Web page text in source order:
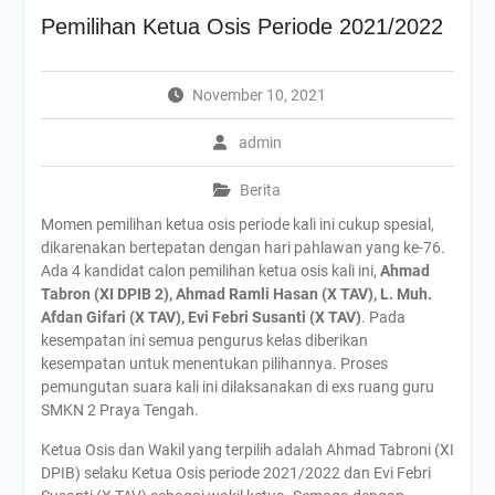
Kepemimpinan Pelajar)
Peringatan HUT SMKN 2
Penutupan MPLS
MPLS HARI KE 3
Melangkah Ke Hari Kedua
MPLS
MPLS Hari Pertama
PRA – MASA PENGENALAN
LINGKUNGAN SATUAN
PENDIDIKAN RAMAH SMKN
2 PRAYA TENGAH TAHUN
PELAJARAN 2025/2026
APEL PERINGATAN
PENYERAHAN PIALA AiSO
Upacara memperingati Hari
Pemilihan Ketua Osis Periode 2021/2022
November 10, 2021
admin
Berita
Momen pemilihan ketua osis periode kali ini cukup spesial,
dikarenakan bertepatan dengan hari pahlawan yang ke-76.
Ada 4 kandidat calon pemilihan ketua osis kali ini, Ahmad
Tabron (XI DPIB 2), Ahmad Ramli Hasan (X TAV), L. Muh.
Afdan Gifari (X TAV), Evi Febri Susanti (X TAV). Pada
kesempatan ini semua pengurus kelas diberikan
kesempatan untuk menentukan pilihannya. Proses
pemungutan suara kali ini dilaksanakan di exs ruang guru
SMKN 2 Praya Tengah.
Ketua Osis dan Wakil yang terpilih adalah Ahmad Tabroni (XI
DPIB) selaku Ketua Osis periode 2021/2022 dan Evi Febri